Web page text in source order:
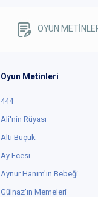
OYUN
Oyun Metinleri
444
Ali'nin Rüyası
Altı Buçuk
Ay Ecesi
Aynur Hanım'ın Bebeği
Gülnaz'ın Memeleri